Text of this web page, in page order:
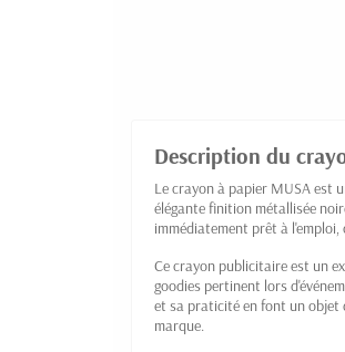
Description du
Le crayon à papier MUSA est
élégante finition métallisée
immédiatement prêt à
Ce crayon publicitaire est un
goodies pertinent lors
et sa praticité en font un
marque.